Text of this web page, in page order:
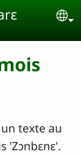
texte au
'Zɔnbɛnɛ'.